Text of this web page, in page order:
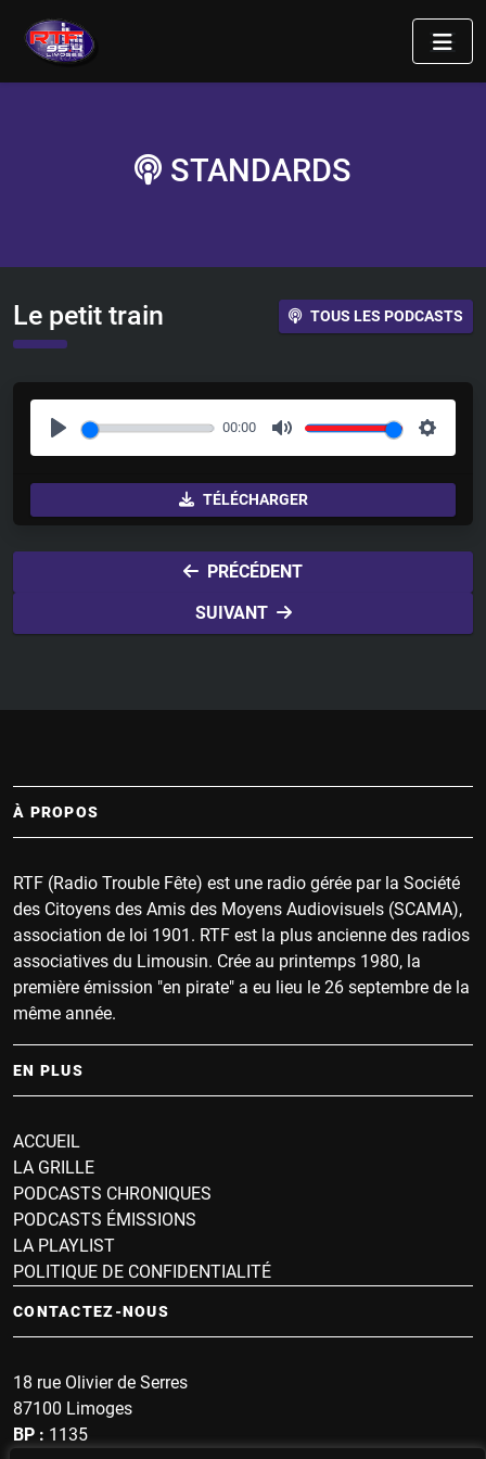
STANDARDS
Le petit train TOUS LES PODCASTS
P
l
00:00
M
u
t
S
e
TÉLÉCHARGER
PRÉCÉDENT
SUIVANT
À PROPOS
RTF (Radio Trouble Fête) est une radio gérée par la Société
des Citoyens des Amis des Moyens Audiovisuels (SCAMA),
association de loi 1901. RTF est la plus ancienne des radios
associatives du Limousin. Crée au printemps 1980, la
première émission "en pirate" a eu lieu le 26 septembre de la
même année.
EN PLUS
ACCUEIL
LA GRILLE
PODCASTS CHRONIQUES
PODCASTS ÉMISSIONS
LA PLAYLIST
POLITIQUE DE CONFIDENTIALITÉ
CONTACTEZ-NOUS
18 rue Olivier de Serres
87100 Limoges
BP : 1135